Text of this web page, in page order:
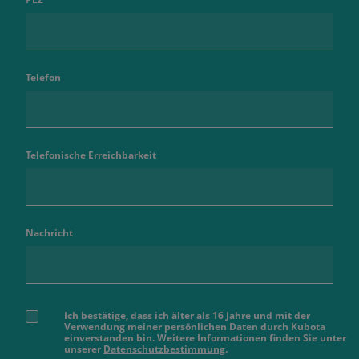
Telefon
Telefonische Erreichbarkeit
Nachricht
Ich bestätige, dass ich älter als 16 Jahre und mit der
Verwendung meiner persönlichen Daten durch Kubota
einverstanden bin. Weitere Informationen finden Sie unter
unserer Datenschutzbestimmung.